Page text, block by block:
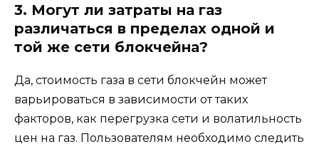
3. Могут ли затраты на газ
различаться в пределах одной и
той же сети блокчейна?
Да, стоимость газа в сети блокчейн может
варьироваться в зависимости от таких
факторов, как перегрузка сети и волатильность
цен на газ. Пользователям необходимо следить